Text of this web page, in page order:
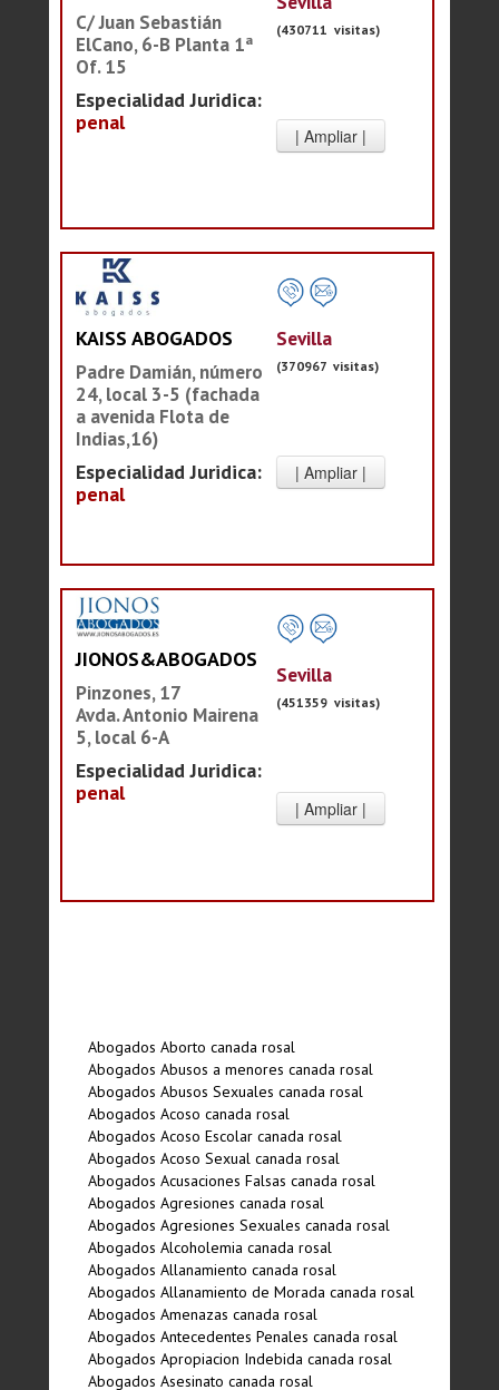
C/ Juan Sebastián
ElCano, 6-B Planta 1ª
Of. 15
Especialidad Juridica:
penal
(430711 visitas)
KAISS ABOGADOS
Padre Damián, número
24, local 3-5 (fachada
a avenida Flota de
Indias,16)
Especialidad Juridica:
penal
Sevilla
(370967 visitas)
JIONOS&ABOGADOS
Pinzones, 17
Avda. Antonio Mairena
5, local 6-A
Especialidad Juridica:
penal
Sevilla
(451359 visitas)
Abogados Aborto canada rosal
Abogados Abusos a menores canada rosal
Abogados Abusos Sexuales canada rosal
Abogados Acoso canada rosal
Abogados Acoso Escolar canada rosal
Abogados Acoso Sexual canada rosal
Abogados Acusaciones Falsas canada rosal
Abogados Agresiones canada rosal
Abogados Agresiones Sexuales canada rosal
Abogados Alcoholemia canada rosal
Abogados Allanamiento canada rosal
Abogados Allanamiento de Morada canada rosal
Abogados Amenazas canada rosal
Abogados Antecedentes Penales canada rosal
Abogados Apropiacion Indebida canada rosal
Abogados Asesinato canada rosal